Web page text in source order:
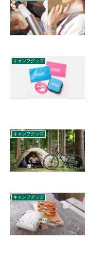
キャンプグッズ
キャンプグッズ
キャンプグッズ